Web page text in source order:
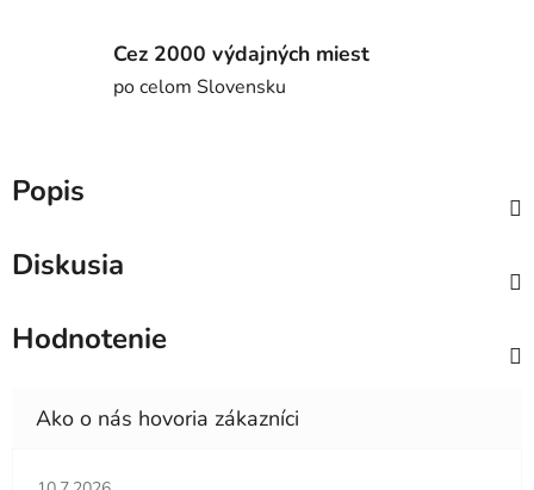
Cez 2000 výdajných miest
po celom Slovensku
Popis
Diskusia
Hodnotenie
Hodnotenie obchodu je 5 z 5 hviezdičiek.